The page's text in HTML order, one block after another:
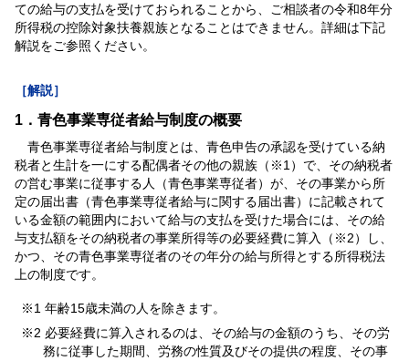
ての給与の支払を受けておられることから、ご相談者の令和8年分
所得税の控除対象扶養親族となることはできません。詳細は下記
解説をご参照ください。
［解説］
1．青色事業専従者給与制度の概要
青色事業専従者給与制度とは、青色申告の承認を受けている納
税者と生計を一にする配偶者その他の親族（※1）で、その納税者
の営む事業に従事する人（青色事業専従者）が、その事業から所
定の届出書（青色事業専従者給与に関する届出書）に記載されて
いる金額の範囲内において給与の支払を受けた場合には、その給
与支払額をその納税者の事業所得等の必要経費に算入（※2）し、
かつ、その青色事業専従者のその年分の給与所得とする所得税法
上の制度です。
※1 年齢15歳未満の人を除きます。
※2 必要経費に算入されるのは、その給与の金額のうち、その労
務に従事した期間、労務の性質及びその提供の程度、その事